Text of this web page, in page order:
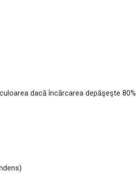
dacă încărcarea depăşeşte 80%